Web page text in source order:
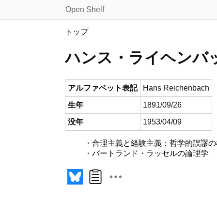
Open Shelf
トップ
ハンス・ライヘンバ
アルファベット表記 Hans Reichenbach
生年 1891/09/26
没年 1953/04/09
合理主義と経験主義：哲学的誤謬
バートランド・ラッセルの論理学